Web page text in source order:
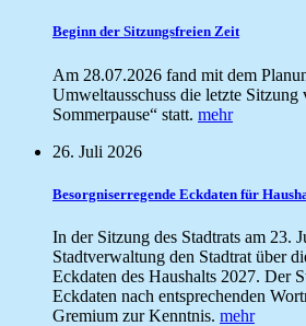
Beginn der Sitzungsfreien Zeit
Am 28.07.2026 fand mit dem
Umweltausschuss die letzte Sitzung
Sommerpause“ statt. mehr
26. Juli 2026
Besorgniserregende Eckdaten für
In der Sitzung des Stadtrats am 23.
Stadtverwaltung den Stadtrat über
Eckdaten des Haushalts 2027. Der
Eckdaten nach entsprechenden
Gremium zur Kenntnis. mehr